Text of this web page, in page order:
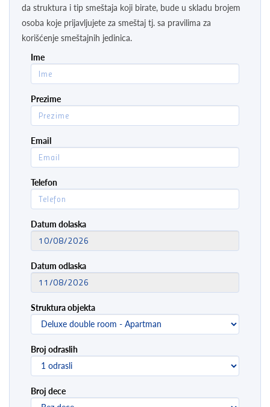
da struktura i tip smeštaja koji birate, bude u skladu brojem
osoba koje prijavljujete za smeštaj tj. sa pravilima za
korišćenje smeštajnih jedinica.
Ime
Prezime
Email
Telefon
Datum dolaska
Datum odlaska
Struktura objekta
Broj odraslih
Broj dece